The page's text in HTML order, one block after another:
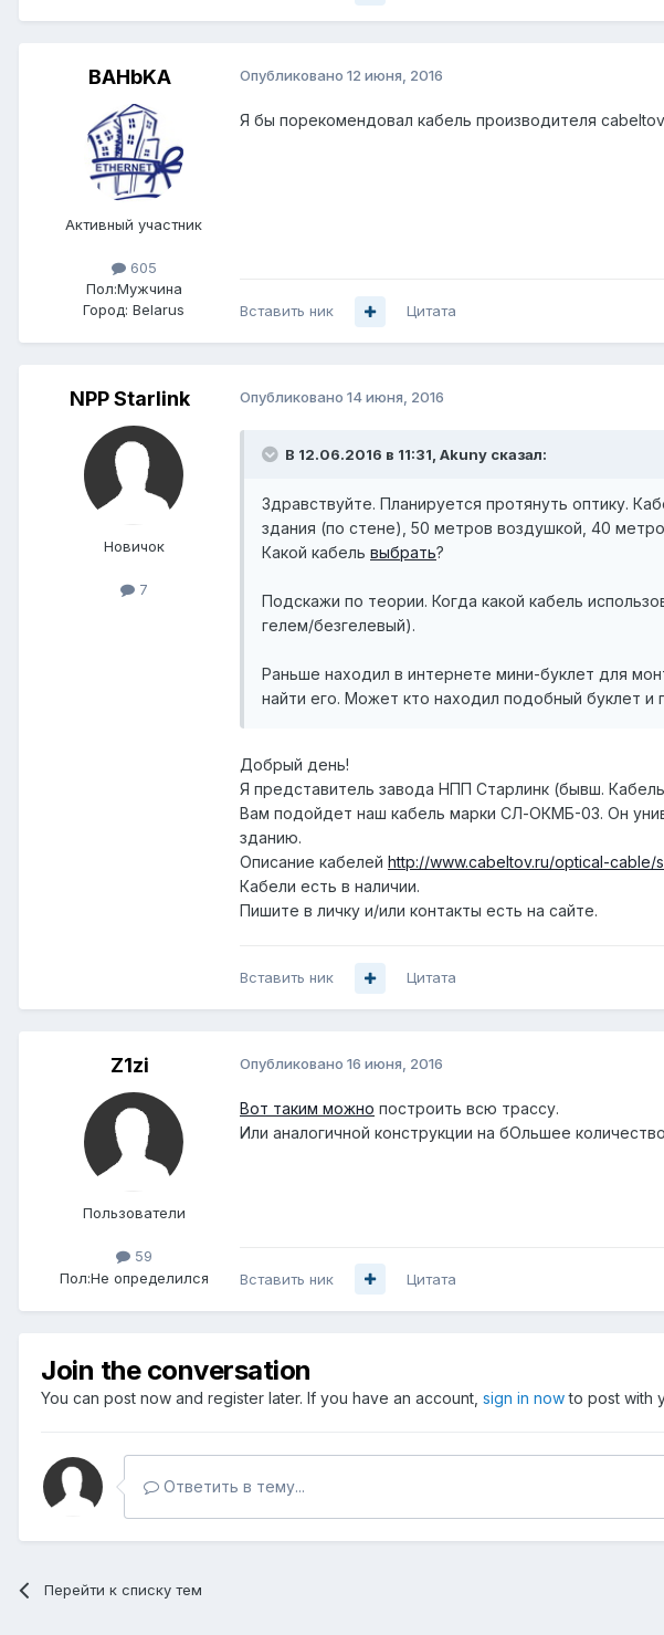
BAHbKA
Активный участник
605
Пол:Мужчина
Город: Belarus
Опубликовано 12 июня, 2016
Я бы порекомендовал кабель производителя
Вставить ник Цитата
NPP Starlink
Новичок
7
Опубликовано 14 июня, 2016
В 12.06.2016 в 11:31, Akuny сказал:
Здравствуйте. Планируется протянуть оптику.
здания (по стене), 50 метров воздушкой, 40
Какой кабель выбрать?
Подскажи по теории. Когда какой кабель
гелем/безгелевый).
Раньше находил в интернете мини-буклет для
найти его. Может кто находил подобный буклет и
Добрый день!
Я представитель завода НПП Старлинк (бывш.
Вам подойдет наш кабель марки СЛ-ОКМБ-03. Он
зданию.
Описание кабелей http://www.cabeltov.ru/optical-
Кабели есть в наличии.
Пишите в личку и/или контакты есть на сайте.
Вставить ник Цитата
Z1zi
Пользователи
59
Пол:Не определился
Опубликовано 16 июня, 2016
Вот таким можно построить всю трассу.
Или аналогичной конструкции на бОльшее
Вставить ник Цитата
Join the conversation
You can post now and register later. If you have an account, sign in nowto post with
Ответить в тему...
Перейти к списку тем